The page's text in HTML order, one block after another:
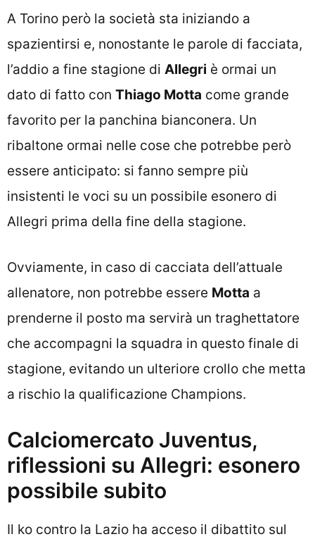
A Torino però la società sta iniziando a
spazientirsi e, nonostante le parole di facciata,
l’addio a fine stagione di Allegri è ormai un
dato di fatto con Thiago Motta come grande
favorito per la panchina bianconera. Un
ribaltone ormai nelle cose che potrebbe però
essere anticipato: si fanno sempre più
insistenti le voci su un possibile esonero di
Allegri prima della fine della stagione.
Ovviamente, in caso di cacciata dell’attuale
allenatore, non potrebbe essere Motta a
prenderne il posto ma servirà un traghettatore
che accompagni la squadra in questo finale di
stagione, evitando un ulteriore crollo che metta
a rischio la qualificazione Champions.
Calciomercato Juventus,
riflessioni su Allegri: esonero
possibile subito
Il ko contro la Lazio ha acceso il dibattito sul